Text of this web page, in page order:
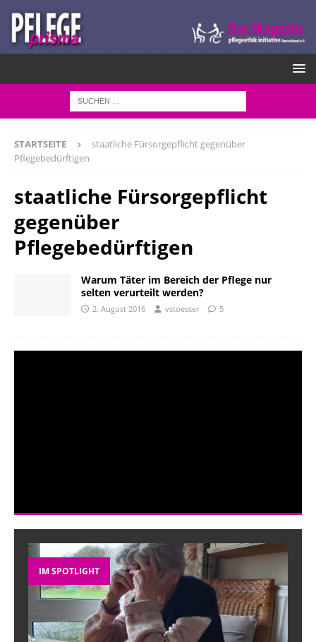
STARTSEITE
staatliche Fürsorgepflicht gegenüber
Pflegebedürftigen
staatliche Fürsorgepflicht
gegenüber
Pflegebedürftigen
Warum Täter im Bereich der Pflege nur
selten verurteilt werden?
2. August 2016 vstoesser 5
IM SPOTLIGHT